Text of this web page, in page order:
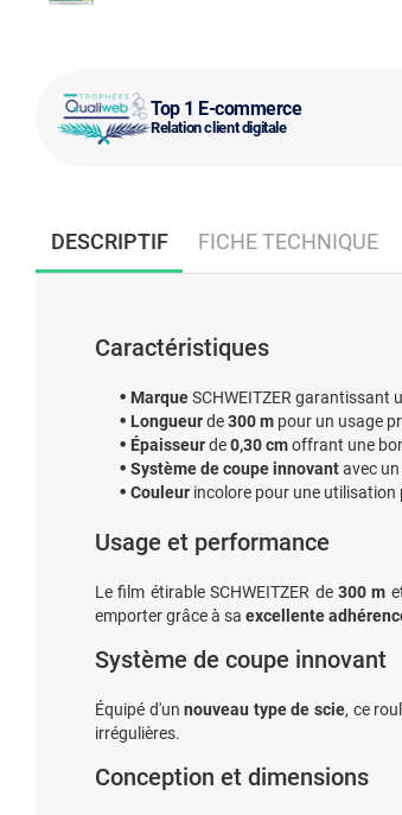
Top 1 E-commerce
Relation client digitale
DESCRIPTIF FICHE TECHNIQUE
Caractéristiques
MarqueSCHWEITZER garantissant
Longueurde300 m pour un usage
Épaisseurde0,30 cmoffrant une
Système de coupe innovantavec
Couleur incolore pour une
Usage et performance
Le film étirable SCHWEITZER de300 m
emporter grâce à sa excellente
Système de coupe innovant
Équipé d'unnouveau type de scie, ce
irrégulières.
Conception et dimensions